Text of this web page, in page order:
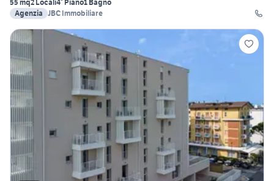
55 mq2 Locali4° Piano1 Bagno
Agenzia JBC Immobiliare